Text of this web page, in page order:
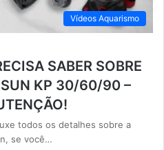
Vídeos Aquarismo
SABER SOBRE
KP 30/60/90 –
todos os detalhes sobre a
se você…